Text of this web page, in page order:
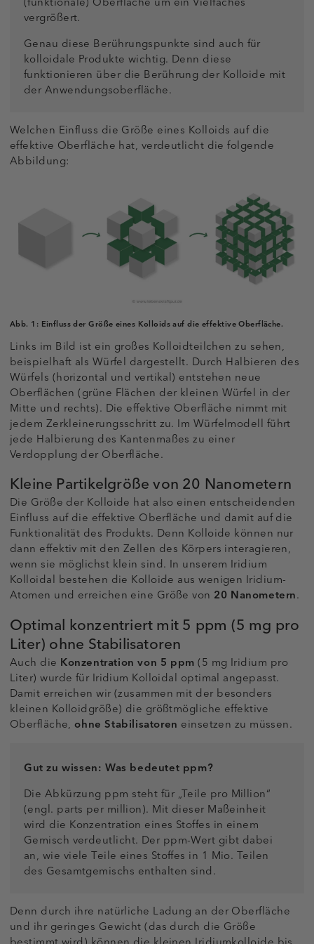
vergrößert.
Genau diese Berührungspunkte sind auch für
kolloidale Produkte wichtig. Denn diese
funktionieren über die Berührung der Kolloide mit
der Anwendungsoberfläche.
Welchen Einfluss die Größe eines Kolloids auf die
effektive Oberfläche hat, verdeutlicht die folgende
Abbildung:
Abb. 1: Einfluss der Größe eines Kolloids auf die effektive Oberfläche.
Links im Bild ist ein großes Kolloidteilchen zu sehen,
beispielhaft als Würfel dargestellt. Durch Halbieren des
Würfels (horizontal und vertikal) entstehen neue
Oberflächen (grüne Flächen der kleinen Würfel in der
Mitte und rechts). Die effektive Oberfläche nimmt mit
jedem Zerkleinerungsschritt zu. Im Würfelmodell führt
jede Halbierung des Kantenmaßes zu einer
Verdopplung der Oberfläche.
Kleine Partikelgröße von 20 Nanometern
Die Größe der Kolloide hat also einen entscheidenden
Einfluss auf die effektive Oberfläche und damit auf die
Funktionalität des Produkts. Denn Kolloide können nur
dann effektiv mit den Zellen des Körpers interagieren,
wenn sie möglichst klein sind. In unserem Iridium
Kolloidal bestehen die Kolloide aus wenigen Iridium-
Atomen und erreichen eine Größe von 20 Nanometern.
Optimal konzentriert mit 5 ppm (5 mg pro
Liter) ohne Stabilisatoren
Auch die Konzentration von 5 ppm(5 mg Iridium pro
Liter) wurde für Iridium Kolloidal optimal angepasst.
Damit erreichen wir (zusammen mit der besonders
kleinen Kolloidgröße) die größtmögliche effektive
Oberfläche,ohne Stabilisatoren einsetzen zu müssen.
Gut zu wissen: Was bedeutet ppm?
Die Abkürzung ppm steht für „Teile pro Million“
(engl. parts per million). Mit dieser Maßeinheit
wird die Konzentration eines Stoffes in einem
Gemisch verdeutlicht. Der ppm-Wert gibt dabei
an, wie viele Teile eines Stoffes in 1 Mio. Teilen
des Gesamtgemischs enthalten sind.
Denn durch ihre natürliche Ladung an der Oberfläche
und ihr geringes Gewicht (das durch die Größe